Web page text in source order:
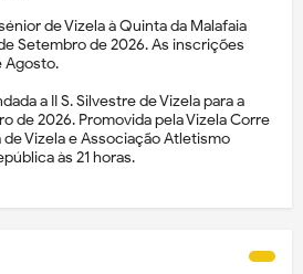
de Vizela à Quinta da Malafaia
Setembro de 2026. As inscrições
Agosto.
a II S. Silvestre de Vizela para a
de 2026. Promovida pela Vizela Corre
Vizela e Associação Atletismo
às 21 horas.